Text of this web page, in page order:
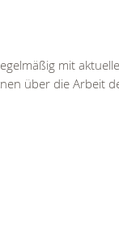
mit
über die Arbeit